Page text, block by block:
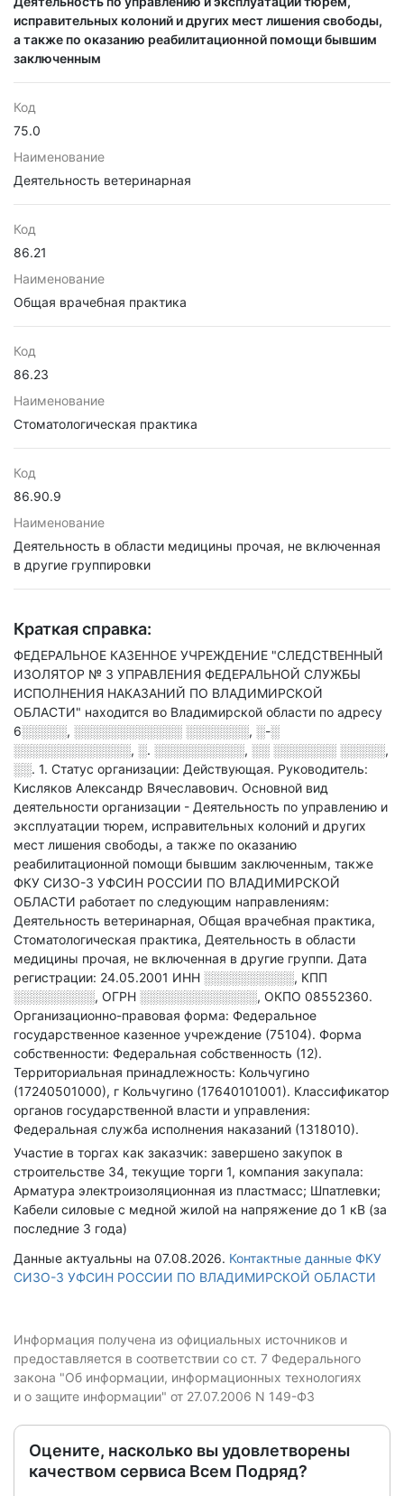
исправительных колоний и других мест лишения свободы,
а также по оказанию реабилитационной помощи бывшим
заключенным
Код
75.0
Наименование
Деятельность ветеринарная
Код
86.21
Наименование
Общая врачебная практика
Код
86.23
Наименование
Стоматологическая практика
Код
86.90.9
Наименование
Деятельность в области медицины прочая, не включенная
в другие группировки
Краткая справка:
ФЕДЕРАЛЬНОЕ КАЗЕННОЕ УЧРЕЖДЕНИЕ "СЛЕДСТВЕННЫЙ
ИЗОЛЯТОР № 3 УПРАВЛЕНИЯ ФЕДЕРАЛЬНОЙ СЛУЖБЫ
ИСПОЛНЕНИЯ НАКАЗАНИЙ ПО ВЛАДИМИРСКОЙ
ОБЛАСТИ" находится во Владимирской области по адресу
6░░░░░, ░░░░░░░░░░░░ ░░░░░░░, ░-░
░░░░░░░░░░░░░, ░. ░░░░░░░░░░, ░░ ░░░░░░░ ░░░░░,
░░. 1. Статус организации: Действующая. Руководитель:
Кисляков Александр Вячеславович. Основной вид
деятельности организации - Деятельность по управлению и
эксплуатации тюрем, исправительных колоний и других
мест лишения свободы, а также по оказанию
реабилитационной помощи бывшим заключенным, также
ФКУ СИЗО-3 УФСИН РОССИИ ПО ВЛАДИМИРСКОЙ
ОБЛАСТИ работает по следующим направлениям:
Деятельность ветеринарная, Общая врачебная практика,
Стоматологическая практика, Деятельность в области
медицины прочая, не включенная в другие группи. Дата
регистрации: 24.05.2001 ИНН ░░░░░░░░░░, КПП
░░░░░░░░░, ОГРН ░░░░░░░░░░░░░, ОКПО 08552360.
Организационно-правовая форма: Федеральное
государственное казенное учреждение (75104). Форма
собственности: Федеральная собственность (12).
Территориальная принадлежность: Кольчугино
(17240501000), г Кольчугино (17640101001). Классификатор
органов государственной власти и управления:
Федеральная служба исполнения наказаний (1318010).
Участие в торгах как заказчик: завершено закупок в
строительстве 34, текущие торги 1, компания закупала:
Арматура электроизоляционная из пластмасс; Шпатлевки;
Кабели силовые с медной жилой на напряжение до 1 кВ (за
последние 3 года)
Данные актуальны на 07.08.2026. Контактные данные ФКУ
СИЗО-3 УФСИН РОССИИ ПО ВЛАДИМИРСКОЙ ОБЛАСТИ
Информация получена из официальных источников и
предоставляется в соответствии со ст. 7 Федерального
закона "Об информации, информационных технологиях
и о защите информации" от 27.07.2006 N 149-ФЗ
Оцените, насколько вы удовлетворены
качеством сервиса Всем Подряд?